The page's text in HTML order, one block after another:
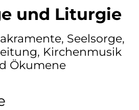
und Liturgie
Seelsorge,
Kirchenmusik
Ökumene